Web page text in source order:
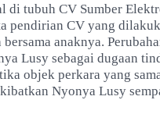
tubuh CV Sumber
pendirian CV yang
anaknya.
Lusy sebagai dugaan
objek perkara yang
Nyonya Lusy